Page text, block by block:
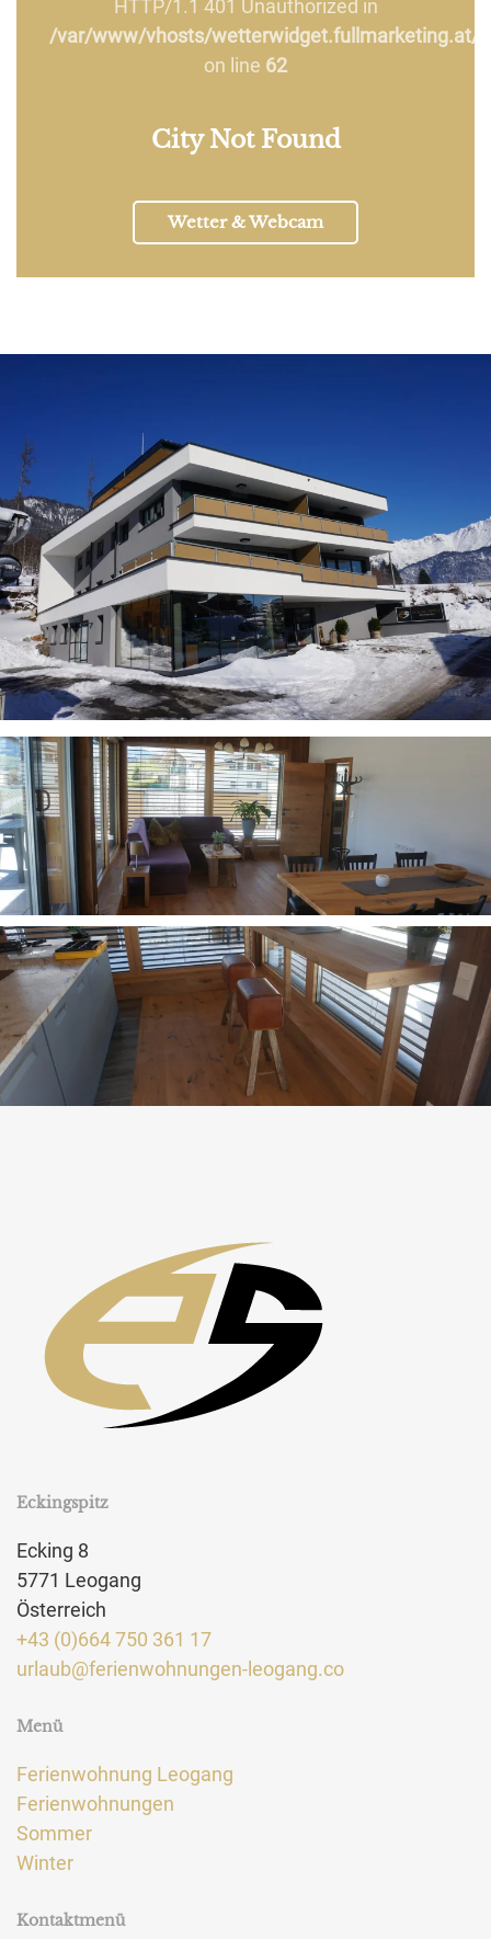
HTTP/1.1 401 Unauthorized in
/var/www/vhosts/wetterwidget.fullmarketing.at/
on line 62
City Not Found
Wetter & Webcam
Eckingspitz
Ecking 8
5771 Leogang
Österreich
+43 (0)664 750 361 17
urlaub@ferienwohnungen-leogang.co
Menü
Ferienwohnung Leogang
Ferienwohnungen
Sommer
Winter
Kontaktmenü